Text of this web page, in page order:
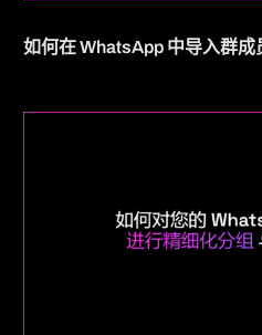
如何在 WhatsApp 中导入群